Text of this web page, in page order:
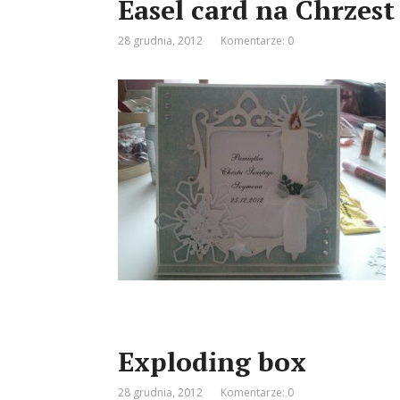
Easel card na Chrzest
28 grudnia, 2012 Komentarze: 0
Exploding box
28 grudnia, 2012 Komentarze: 0